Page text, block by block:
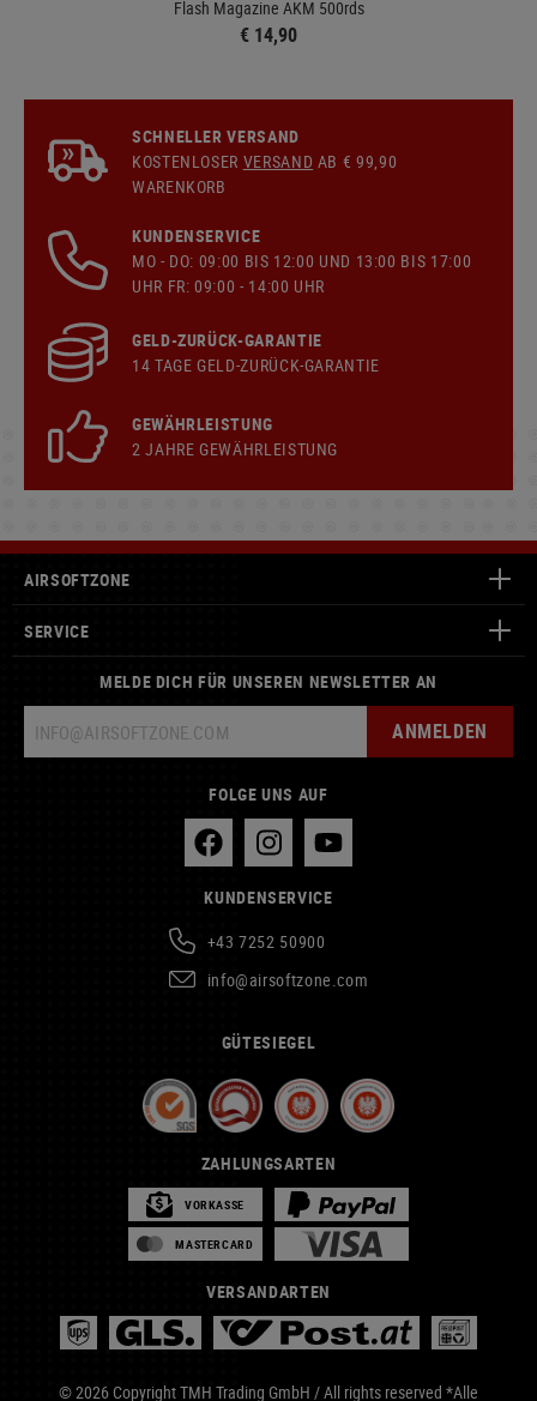
Flash Magazine AKM 500rds
€ 14,90
SCHNELLER VERSAND
KOSTENLOSER VERSAND AB € 99,90
WARENKORB
KUNDENSERVICE
MO - DO: 09:00 BIS 12:00 UND 13:00 BIS 17:00
UHR FR: 09:00 - 14:00 UHR
GELD-ZURÜCK-GARANTIE
14 TAGE GELD-ZURÜCK-GARANTIE
GEWÄHRLEISTUNG
2 JAHRE GEWÄHRLEISTUNG
AIRSOFTZONE
SERVICE
MELDE DICH FÜR UNSEREN NEWSLETTER AN
ANMELDEN
FOLGE UNS AUF
KUNDENSERVICE
+43 7252 50900
info@airsoftzone.com
GÜTESIEGEL
ZAHLUNGSARTEN
VORKASSE
MASTERCARD
VERSANDARTEN
© 2026 Copyright TMH Trading GmbH / All rights reserved *Alle